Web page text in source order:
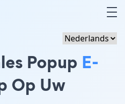
Popup E-
Op Uw